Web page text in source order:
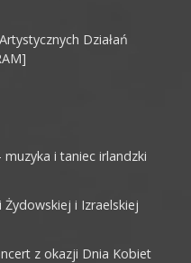
Działań
muzyka i taniec irlandzki
Żydowskiej i Izraelskiej
z okazji Dnia Kobiet